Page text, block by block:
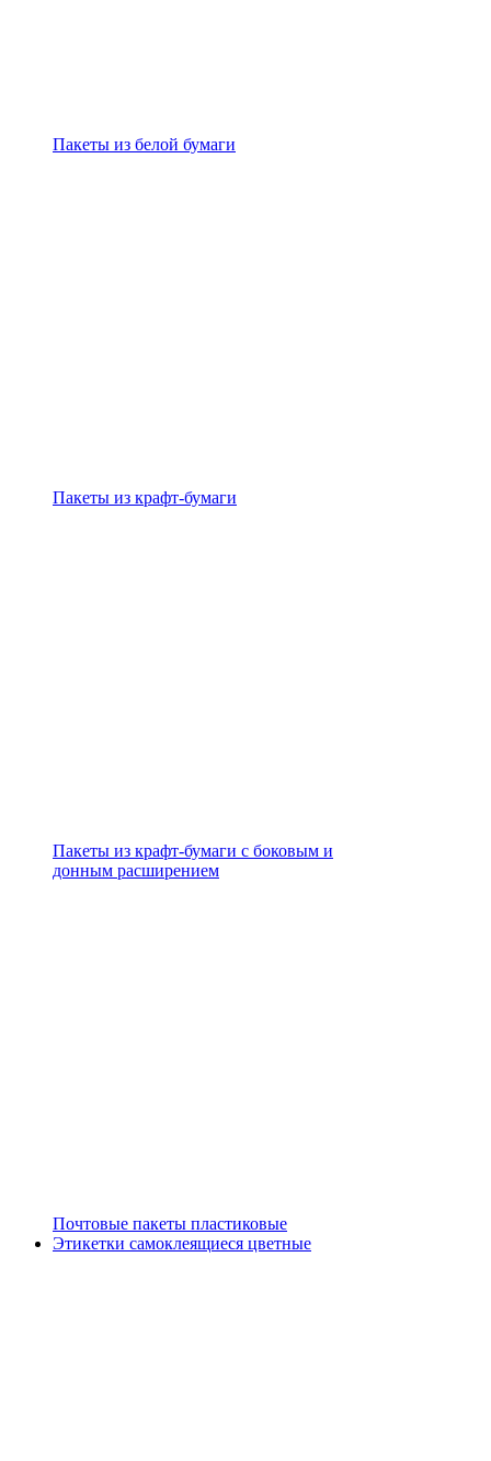
Пакеты из белой бумаги
Пакеты из крафт-бумаги
Пакеты из крафт-бумаги с боковым и
донным расширением
Почтовые пакеты пластиковые
Этикетки самоклеящиеся цветные